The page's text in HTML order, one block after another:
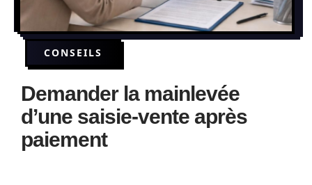
CONSEILS
Demander la mainlevée
d’une saisie-vente après
paiement